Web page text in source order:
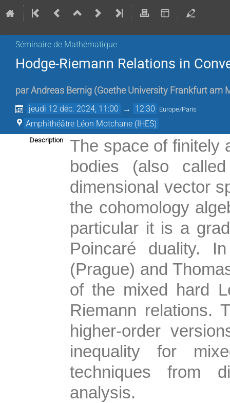
Séminaire de Mathématique
Hodge-Riemann Relations in
parAndreas Bernig (Goethe University Frankfurt am
jeudi 12 déc. 2024, 11:00 → 12:30 Europe/Paris
Amphithéâtre Léon Motchane (IHES)
Description
The space of finitely
bodies (also
dimensional vector
the cohomology
particular it is a
Poincaré duality.
(Prague) and
of the mixed hard
Riemann relations.
higher-order
inequality for
techniques from
analysis.